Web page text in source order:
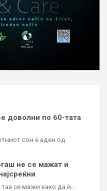
доволни по 60-тата
сон е еден од
не се мажат и
се мажи како да ѝ…